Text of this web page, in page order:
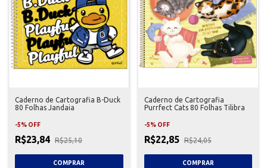
Caderno de Cartografia B-Duck
80 Folhas Jandaia
-5% OFF
R$23,84 R$25,10
Caderno de Cartografia
Purrfect Cats 80 Folhas Tilibra
-5% OFF
R$22,85 R$24,05